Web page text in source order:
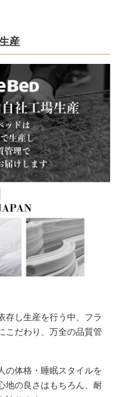
産
存し生産を行う中、フラ
こだわり、万全の品質管
の体格・睡眠スタイルを
地の良さはもちろん、耐